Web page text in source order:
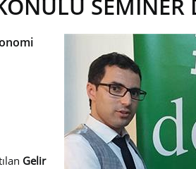
SEMİNER
Gelir